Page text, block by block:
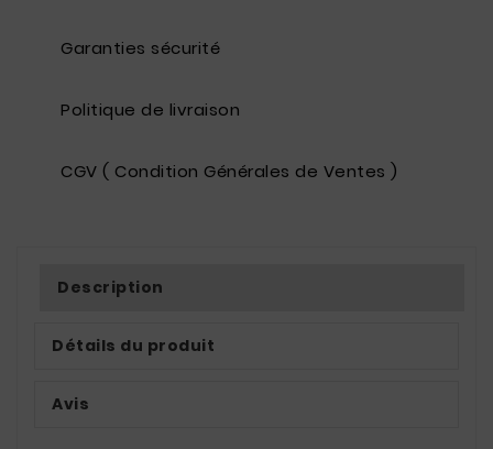
Garanties sécurité
Politique de livraison
CGV ( Condition Générales de Ventes )
Description
Détails du produit
Avis